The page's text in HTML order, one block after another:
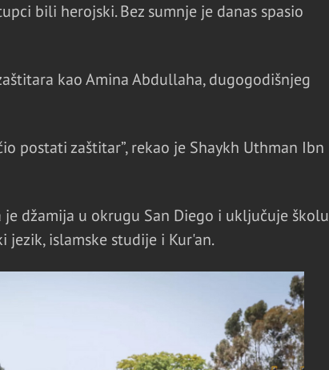
bili herojski. Bez sumnje je danas spasio
kao Amina Abdullaha, dugogodišnjeg
postati zaštitar”, rekao je Shaykh Uthman Ibn
je džamija u okrugu San Diego i uključuje školu
jezik, islamske studije i Kur'an.